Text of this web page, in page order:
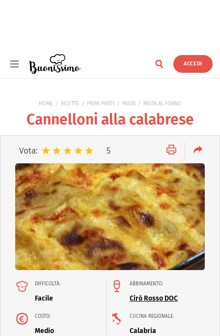
ACCEDI
HOME RICETTE PRIMI PIATTI PASTA PASTA AL FORNO
Cannelloni alla calabrese
Vota: 5
DIFFICOLTÀ:
Facile
ABBINAMENTO:
Cirò Rosso DOC
COSTO:
Medio
CUCINA REGIONALE:
Calabria